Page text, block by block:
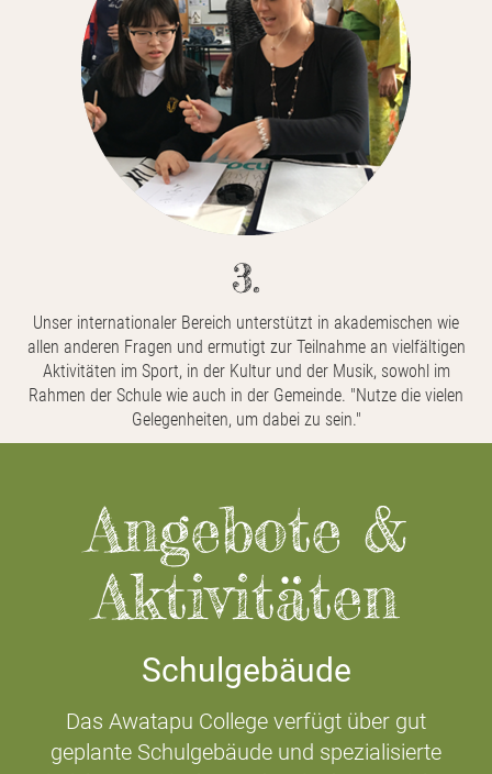
3.
Unser internationaler Bereich unterstützt in akademischen wie
allen anderen Fragen und ermutigt zur Teilnahme an vielfältigen
Aktivitäten im Sport, in der Kultur und der Musik, sowohl im
Rahmen der Schule wie auch in der Gemeinde. "Nutze die vielen
Gelegenheiten, um dabei zu sein."
Angebote &
Aktivitäten
Schulgebäude
Das Awatapu College verfügt über gut
geplante Schulgebäude und spezialisierte